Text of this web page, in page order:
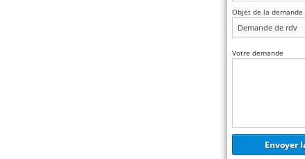
Objet de la demande
Votre demande